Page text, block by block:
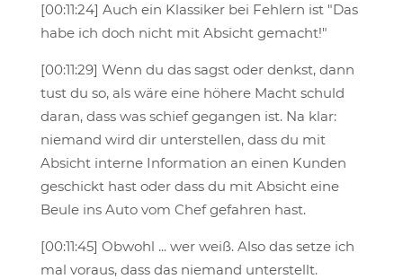
[00:11:24] Auch ein Klassiker bei Fehlern ist "Das
habe ich doch nicht mit Absicht gemacht!"
[00:11:29] Wenn du das sagst oder denkst, dann
tust du so, als wäre eine höhere Macht schuld
daran, dass was schief gegangen ist. Na klar:
niemand wird dir unterstellen, dass du mit
Absicht interne Information an einen Kunden
geschickt hast oder dass du mit Absicht eine
Beule ins Auto vom Chef gefahren hast.
[00:11:45] Obwohl ... wer weiß. Also das setze ich
mal voraus, dass das niemand unterstellt.